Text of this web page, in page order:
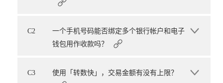
C2
一个手机号码能否绑定多个银行帐户和电子
钱包用作收款吗？
C3 使用「转数快」，交易金额有没有上限？